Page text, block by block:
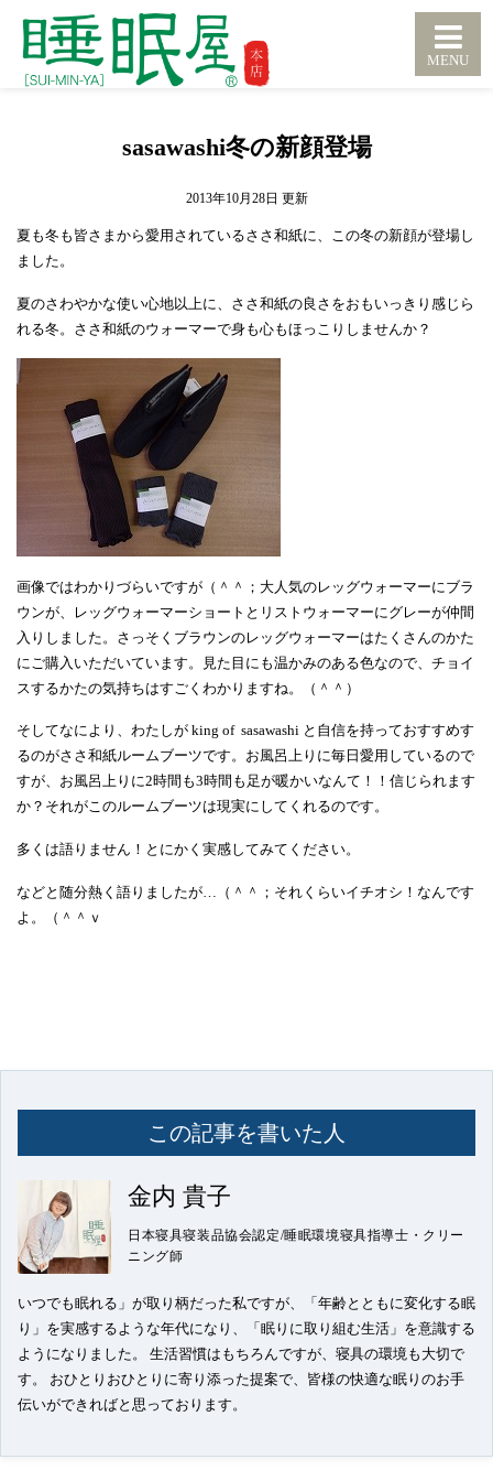
sasawashi冬の新顔登場
2013年10月28日
夏も冬も皆さまから愛用されているささ和紙に、この冬の新顔が登場し
ました。
夏のさわやかな使い心地以上に、ささ和紙の良さをおもいっきり感じら
れる冬。ささ和紙のウォーマーで身も心もほっこりしませんか？
画像ではわかりづらいですが（＾＾；大人気のレッグウォーマーにブラ
ウンが、レッグウォーマーショートとリストウォーマーにグレーが仲間
入りしました。さっそくブラウンのレッグウォーマーはたくさんのかた
にご購入いただいています。見た目にも温かみのある色なので、チョイ
スするかたの気持ちはすごくわかりますね。（＾＾）
そしてなにより、わたしが king of sasawashi と自信を持っておすすめす
るのがささ和紙ルームブーツです。お風呂上りに毎日愛用しているので
すが、お風呂上りに2時間も3時間も足が暖かいなんて！！信じられます
か？それがこのルームブーツは現実にしてくれるのです。
多くは語りません！とにかく実感してみてください。
などと随分熱く語りましたが…（＾＾；それくらいイチオシ！なんです
よ。（＾＾ｖ
この記事を書いた人
金内 貴子
日本寝具寝装品協会認定/睡眠環境寝具指導士・クリー
ニング師
いつでも眠れる」が取り柄だった私ですが、「年齢とともに変化する眠
り」を実感するような年代になり、「眠りに取り組む生活」を意識する
ようになりました。 生活習慣はもちろんですが、寝具の環境も大切で
す。 おひとりおひとりに寄り添った提案で、皆様の快適な眠りのお手
伝いができればと思っております。